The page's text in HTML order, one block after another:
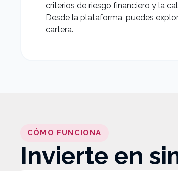
criterios de riesgo financiero y la
Desde la plataforma, puedes
cartera.
CÓMO FUNCIONA
Invierte en